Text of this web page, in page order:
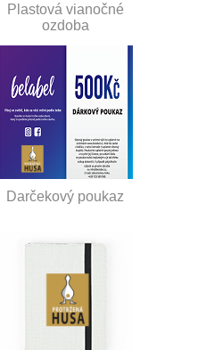
Plastová vianočné
ozdoba
Darčekový poukaz